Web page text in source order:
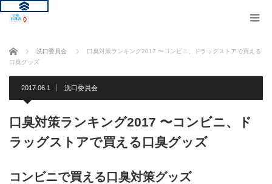
ホーム 洗口委員会
口臭対策ランキング2017 〜コンビニ、ドラッグストアで買える
口臭グッズ
2017.06.1 洗口委員会
口臭対策ランキング2017 〜コンビニ、ド
ラッグストアで買える口臭グッズ
コンビニで買える口臭対策グッズ